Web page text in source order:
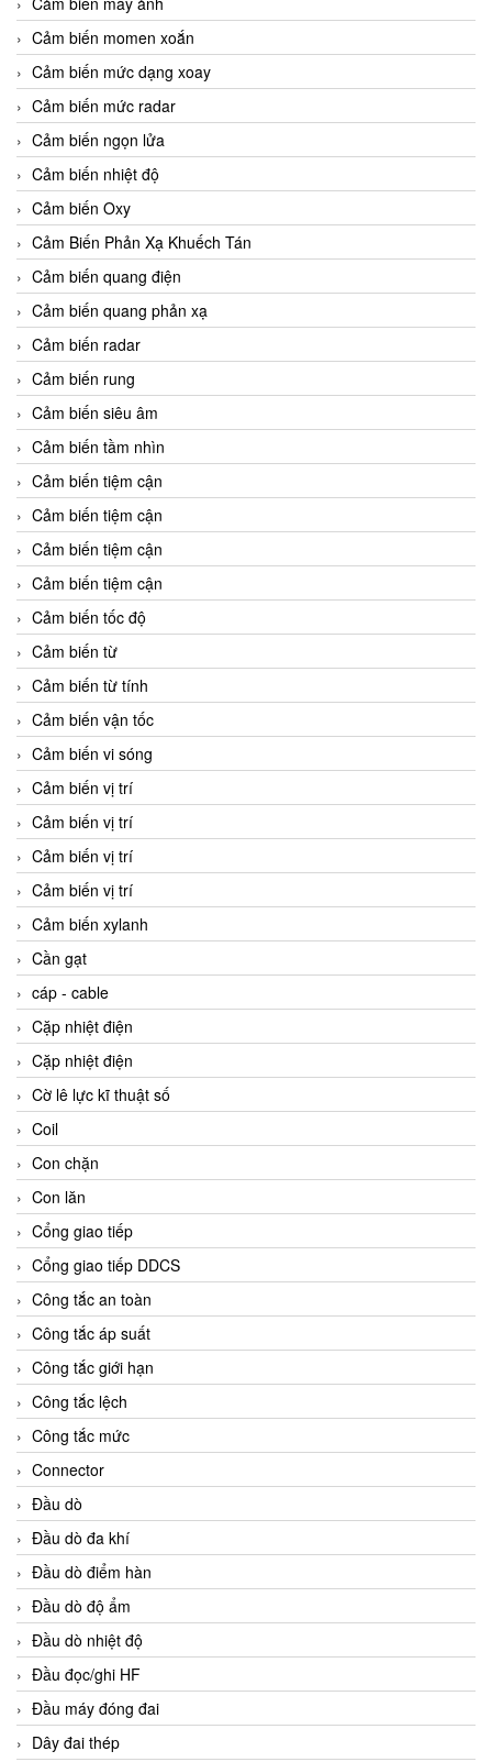
Cảm biến momen xoắn
Cảm biến mức dạng xoay
Cảm biến mức radar
Cảm biến ngọn lửa
Cảm biến nhiệt độ
Cảm biến Oxy
Cảm Biến Phản Xạ Khuếch Tán
Cảm biến quang điện
Cảm biến quang phản xạ
Cảm biến radar
Cảm biến rung
Cảm biến siêu âm
Cảm biến tầm nhìn
Cảm biến tiệm cận
Cảm biến tiệm cận
Cảm biến tiệm cận
Cảm biến tiệm cận
Cảm biến tốc độ
Cảm biến từ
Cảm biến từ tính
Cảm biến vận tốc
Cảm biến vi sóng
Cảm biến vị trí
Cảm biến vị trí
Cảm biến vị trí
Cảm biến vị trí
Cảm biến xylanh
Cần gạt
cáp - cable
Cặp nhiệt điện
Cặp nhiệt điện
Cờ lê lực kĩ thuật số
Coil
Con chặn
Con lăn
Cổng giao tiếp
Cổng giao tiếp DDCS
Công tắc an toàn
Công tắc áp suất
Công tắc giới hạn
Công tắc lệch
Công tắc mức
Connector
Đầu dò
Đầu dò đa khí
Đầu dò điểm hàn
Đầu dò độ ẩm
Đầu dò nhiệt độ
Đầu đọc/ghi HF
Đầu máy đóng đai
Dây đai thép